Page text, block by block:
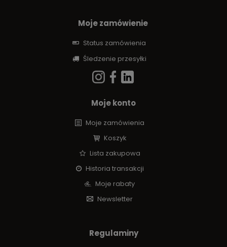
Moje zamówienie
Status zamówienia
Śledzenie przesyłki
Moje konto
Moje zamówienia
Koszyk
Lista zakupowa
Historia transakcji
Moje rabaty
Newsletter
Regulaminy